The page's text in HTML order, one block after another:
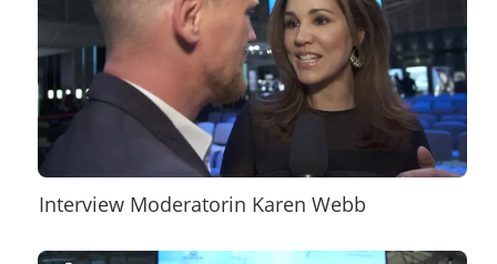
Interview Moderatorin Karen Webb